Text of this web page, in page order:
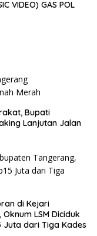
VIDEO) GAS POL
Bupati
Lanjutan Jalan
di Kejari
LSM Diciduk
Juta dari Tiga Kades